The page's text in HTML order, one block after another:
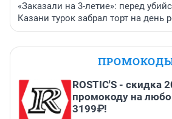
«Заказали на 3-летие»: перед
Казани турок забрал торт на день
ROSTIC'S - скидка
промокоду на
3199₽!